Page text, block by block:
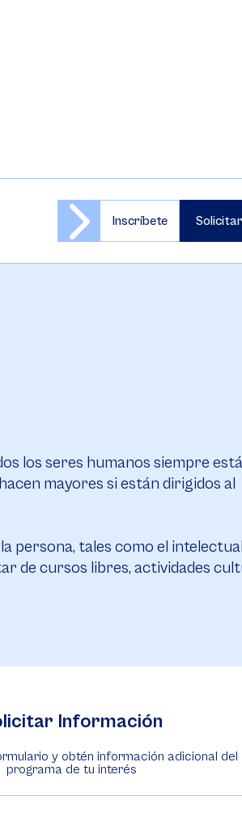
Inscríbete
los seres humanos siempre
mayores si están dirigidos al
persona, tales como el
de cursos libres, actividades
Información
y obtén información adicional del
programa de tu interés